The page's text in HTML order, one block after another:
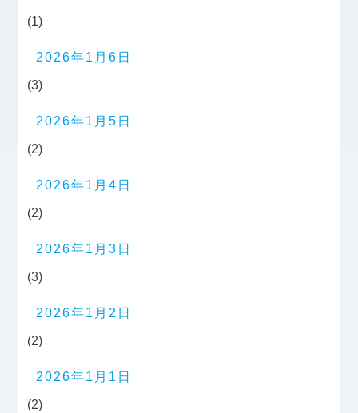
(1)
2026年1月6日
(3)
2026年1月5日
(2)
2026年1月4日
(2)
2026年1月3日
(3)
2026年1月2日
(2)
2026年1月1日
(2)